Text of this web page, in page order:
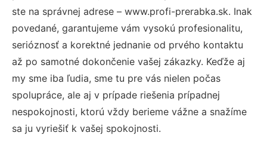
ste na správnej adrese – www.profi-prerabka.sk. Inak
povedané, garantujeme vám vysokú profesionalitu,
serióznosť a korektné jednanie od prvého kontaktu
až po samotné dokončenie vašej zákazky. Keďže aj
my sme iba ľudia, sme tu pre vás nielen počas
spolupráce, ale aj v prípade riešenia prípadnej
nespokojnosti, ktorú vždy berieme vážne a snažíme
sa ju vyriešiť k vašej spokojnosti.